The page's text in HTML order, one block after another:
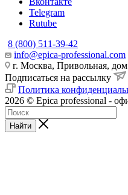
Telegram
Rutube
8 (800) 511-39-42
info@epica-professional.com
г. Москва, Привольная, дом
Подписаться на рассылку
Политика
2026 © Epica professional -
Найти